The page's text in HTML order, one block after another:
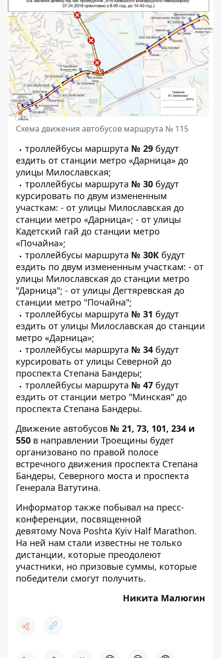
Схема движения автобусов маршрута № 115
троллейбусы маршрута № 29 будут
ездить от станции метро «Дарница» до
улицы Милославская;
троллейбусы маршрута № 30 будут
курсировать по двум измененным
участкам: - от улицы Милославская до
станции метро «Дарница»; - от улицы
Кадетский гай до станции метро
«Почайна»;
троллейбусы маршрута № 30К будут
ездить по двум измененным участкам: - от
улицы Милославская до станции метро
"Дарница"; - от улицы Дегтяревская до
станции метро "Почайна";
троллейбусы маршрута № 31 будут
ездить от улицы Милославская до станции
метро «Дарница»;
троллейбусы маршрута № 34 будут
курсировать от улицы Северной до
проспекта Степана Бандеры;
троллейбусы маршрута № 47 будут
ездить от станции метро "Минская" до
проспекта Степана Бандеры.
Движение автобусов № 21, 73, 101, 234 и
550 в направлении Троещины будет
организовано по правой полосе
встречного движения проспекта Степана
Бандеры, Северного моста и проспекта
Генерала Ватутина.
Информатор также побывал на пресс-
конференции, посвященной
девятому Nova Poshta Kyiv Half Marathon.
На ней нам стали известны не только
дистанции, которые преодолеют
участники, но призовые суммы, которые
победители смогут получить.
Никита Малюгин